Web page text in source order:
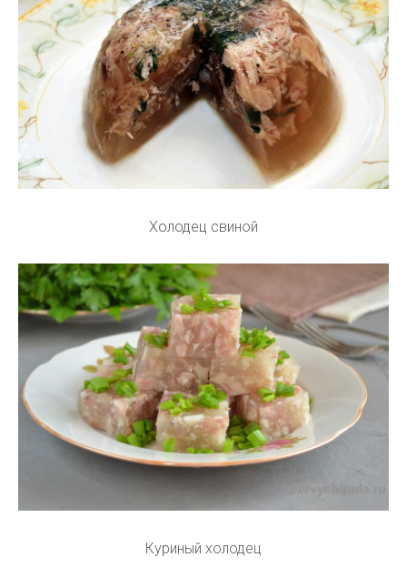
Холодец свиной
Куриный холодец